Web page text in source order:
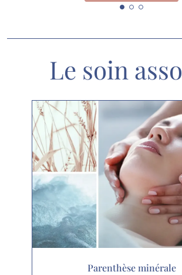
Le soin
Parenthèse minérale